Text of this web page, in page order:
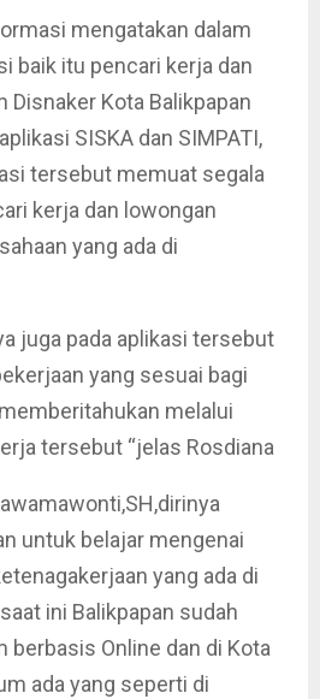
mengatakan dalam
baik itu pencari kerja dan
Disnaker Kota Balikpapan
SISKA dan SIMPATI,
tersebut memuat segala
kerja dan lowongan
yang ada di
juga pada aplikasi tersebut
yang sesuai bagi
melalui
tersebut “jelas Rosdiana
untuk belajar mengenai
yang ada di
ini Balikpapan sudah
berbasis Online dan di Kota
ada yang seperti di